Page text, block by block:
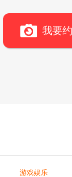
我要
游戏娱乐